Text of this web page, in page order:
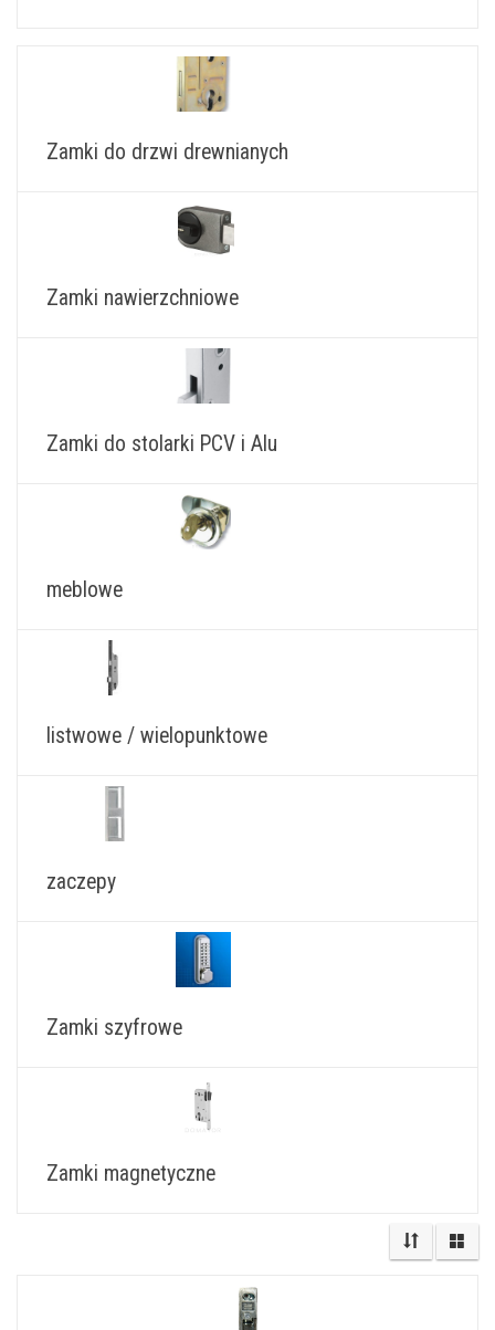
Zamki do drzwi drewnianych
Zamki nawierzchniowe
Zamki do stolarki PCV i Alu
meblowe
listwowe / wielopunktowe
zaczepy
Zamki szyfrowe
Zamki magnetyczne